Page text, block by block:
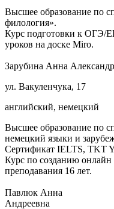
Высшее образование по
филология».
Курс подготовки к ОГЭ/
уроков на доске Miro.
Зарубина Анна
ул. Вакуленчука, 17
английский, немецкий
Высшее образование по
немецкий языки и
Сертификат IELTS, TKT
Курс по созданию
преподавания 16 лет.
Павлюк Анна
Андреевна